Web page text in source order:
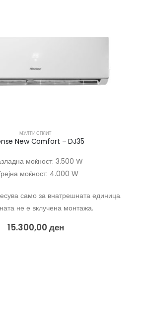
МУЛТИ СПЛИТ
New Comfort – DJ35
моќност: 3.500 W
моќност: 4.000 W
само за внатрешната единица.
не е вклучена монтажа.
15.300,00 ден